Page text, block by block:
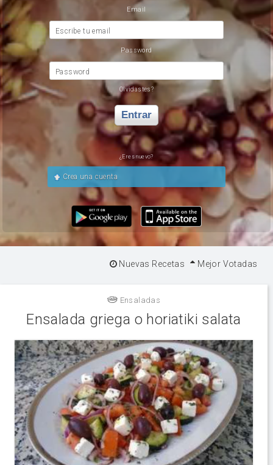
Email
Escribe tu email
Password
Password
Olvidastes?
Entrar
¿Eres nuevo?
Crea una cuenta
Nuevas Recetas Mejor Votadas
Ensaladas
Ensalada griega o horiatiki salata